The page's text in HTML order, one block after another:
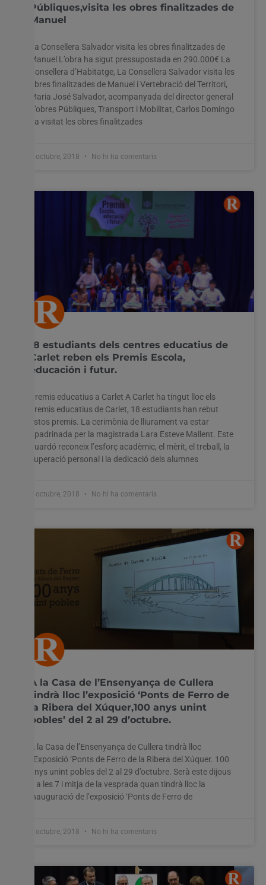
Públiques,visita les obres finalitzades de
Manuel
La Consellera Salvador visita les obres finalitzades de
Manuel L’obra ha sigut pressupostada en 290.000€ La
Consellera d’Habitatge, La Consellera Salvador visita les
obres finalitzades de Manuel i Vertebració del Territori,
Maria José Salvador, acompanyada del director general
d’obres Públiques, Transport i Mobilitat, Carlos Domingo
ha visitat les obres finalitzades
3 octubre, 2018 No hi ha comentaris
18 estudiants dels centres educatius de
Carlet reben els Premis Escola,
educación i futur.
Premis educatius a Carlet A Carlet ha tingut lloc els
premis educatius de Carlet, 18 estudiants han rebut
estos premis. La cerimònia de lliurament va estar
apadrinada per la magistrada Lara Esteve Mallent. Este
guardó reconeix l’esforç acadèmic, el mèrit, el treball, la
superació personal i la dedicació dels alumnes
3 octubre, 2018 No hi ha comentaris
A la Casa de l’Ensenyança de Cullera
tindrà lloc l’exposició ‘Ponts de Ferro de
la Ribera del Xúquer,100 anys unint
pobles’ del 2 al 29 d’octubre.
A la Casa de l’Ensenyança de Cullera tindrà lloc
l’Exposició ‘Ponts de Ferro de la Ribera del Xúquer. 100
anys unint pobles del 2 al 29 d’octubre. Serà este dijous
4 a les 7 i mitja de la vesprada quan tindrà lloc la
inauguració de l’exposició ‘Ponts de Ferro de
3 octubre, 2018 No hi ha comentaris